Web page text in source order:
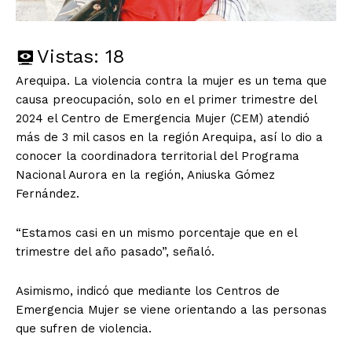
Vistas: 18
Arequipa. La violencia contra la mujer es un tema que
causa preocupación, solo en el primer trimestre del
2024 el Centro de Emergencia Mujer (CEM) atendió
más de 3 mil casos en la región Arequipa, así lo dio a
conocer la coordinadora territorial del Programa
Nacional Aurora en la región, Aniuska Gómez
Fernández.
“Estamos casi en un mismo porcentaje que en el
trimestre del año pasado”, señaló.
Asimismo, indicó que mediante los Centros de
Emergencia Mujer se viene orientando a las personas
que sufren de violencia.